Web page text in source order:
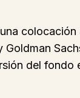
del fondo